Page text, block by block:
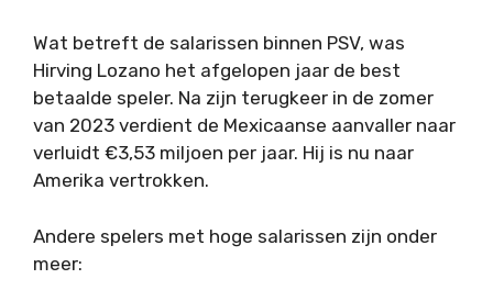
Wat betreft de salarissen binnen PSV, was
Hirving Lozano het afgelopen jaar de best
betaalde speler. Na zijn terugkeer in de zomer
van 2023 verdient de Mexicaanse aanvaller naar
verluidt €3,53 miljoen per jaar. Hij is nu naar
Amerika vertrokken.
Andere spelers met hoge salarissen zijn onder
meer: